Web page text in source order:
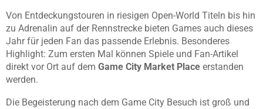
Von Entdeckungstouren in riesigen Open-World Titeln bis hin
zu Adrenalin auf der Rennstrecke bieten Games auch dieses
Jahr für jeden Fan das passende Erlebnis. Besonderes
Highlight: Zum ersten Mal können Spiele und Fan-Artikel
direkt vor Ort auf dem Game City Market Place erstanden
werden.
Die Begeisterung nach dem Game City Besuch ist groß und